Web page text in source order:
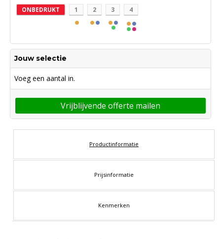
ONBEDRUKT 1 2 3 4
Jouw selectie
Voeg een aantal in.
Vrijblijvende offerte mailen
Productinformatie
Prijsinformatie
Kenmerken